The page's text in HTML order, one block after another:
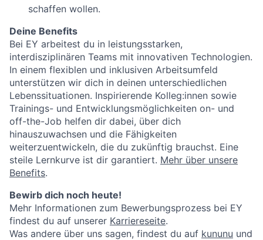
schaffen wollen.
Deine Benefits
Bei EY arbeitest du in leistungsstarken,
interdisziplinären Teams mit innovativen Technologien.
In einem flexiblen und inklusiven Arbeitsumfeld
unterstützen wir dich in deinen unterschiedlichen
Lebenssituationen. Inspirierende Kolleg:innen sowie
Trainings- und Entwicklungsmöglichkeiten on- und
off-the-Job helfen dir dabei, über dich
hinauszuwachsen und die Fähigkeiten
weiterzuentwickeln, die du zukünftig brauchst. Eine
steile Lernkurve ist dir garantiert. Mehr über unsere
Benefits.
Bewirb dich noch heute!
Mehr Informationen zum Bewerbungsprozess bei EY
findest du auf unserer Karriereseite.
Was andere über uns sagen, findest du auf kununu und